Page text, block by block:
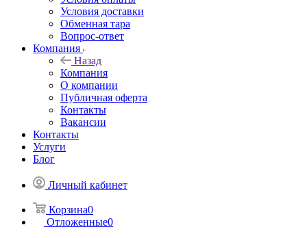
Условия доставки
Обменная тара
Вопрос-ответ
Компания
Назад
Компания
О компании
Публичная оферта
Контакты
Вакансии
Контакты
Услуги
Блог
Личный кабинет
Корзина0
Отложенные0